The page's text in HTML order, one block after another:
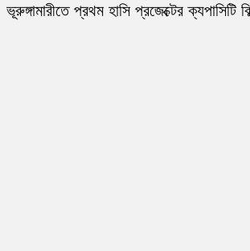
ভূরুঙ্গামারীতে প্রথম হাসি প্রজেক্টের ক্যপাসিটি